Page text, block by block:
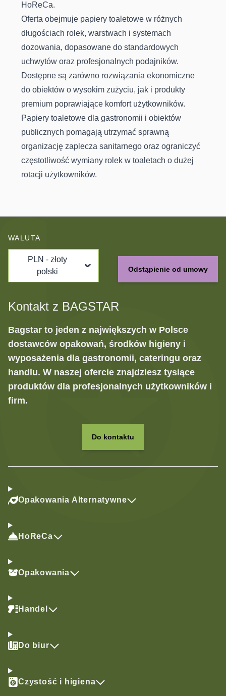
HoReCa.
Oferta obejmuje papiery toaletowe w różnych
długościach rolek, warstwach i systemach
dozowania, dopasowane do standardowych
uchwytów oraz profesjonalnych podajników.
Dostępne są zarówno rozwiązania ekonomiczne
do obiektów o wysokim zużyciu, jak i produkty
premium poprawiające komfort użytkowników.
Papiery toaletowe dla gastronomii i obiektów
publicznych pomagają utrzymać sprawną
organizację zaplecza sanitarnego oraz ograniczyć
częstotliwość wymiany rolek w toaletach o dużej
rotacji użytkowników.
WALUTA
PLN - złoty
polski
Odstąpienie od umowy
Kontakt z BAGSTAR
Bagstar to jeden z największych w Polsce
dostawców opakowań, środków higieny i
wyposażenia dla gastronomii, cateringu oraz
handlu. W naszej ofercie znajdziesz tysiące
produktów dla profesjonalnych użytkowników i
firm.
Do kontaktu
Opakowania Alternatywne
HoReCa
Opakowania
Handel
Do biur
Czystość i higiena